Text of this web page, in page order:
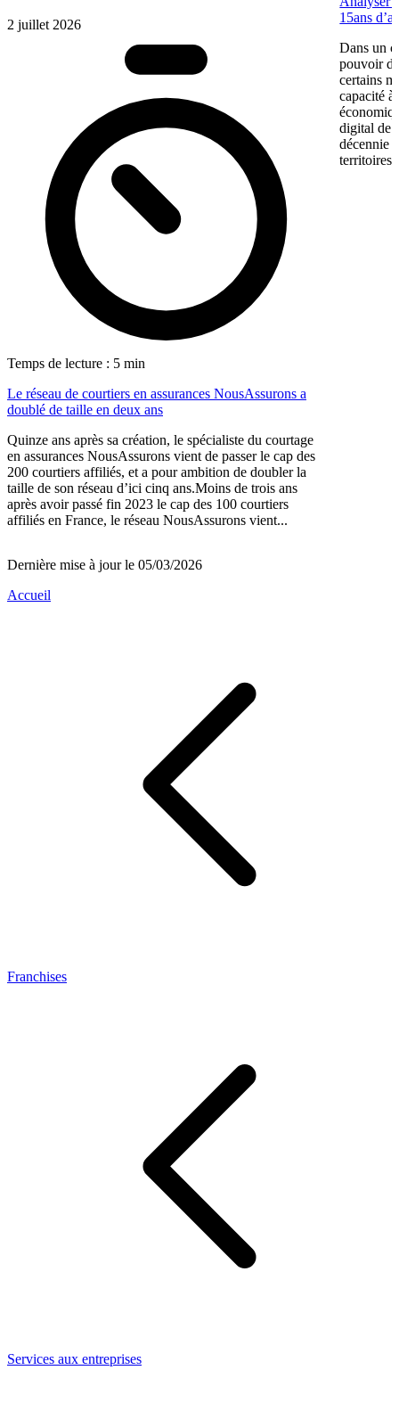
2 juillet 2026
Temps de lecture : 5 min
Le réseau de courtiers en assurances NousAssurons a
doublé de taille en deux ans
Quinze ans après sa création, le spécialiste du courtage
en assurances NousAssurons vient de passer le cap des
200 courtiers affiliés, et a pour ambition de doubler la
taille de son réseau d’ici cinq ans.Moins de trois ans
après avoir passé fin 2023 le cap des 100 courtiers
affiliés en France, le réseau NousAssurons vient...
15ans
Dans un
pouvoir
certains
capacité
digital de
décennie
Dernière mise à jour le 05/03/2026
Accueil
Franchises
Services aux entreprises